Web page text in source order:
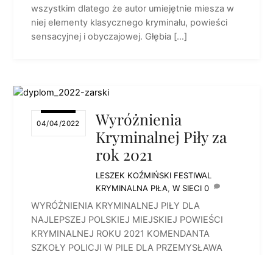
wszystkim dlatego że autor umiejętnie miesza w
niej elementy klasycznego kryminału, powieści
sensacyjnej i obyczajowej. Głębia […]
04/04/2022
Wyróżnienia
Kryminalnej Piły za
rok 2021
LESZEK KOŹMIŃSKI FESTIWAL
KRYMINALNA PIŁA, W SIECI 0
WYRÓŻNIENIA KRYMINALNEJ PIŁY DLA
NAJLEPSZEJ POLSKIEJ MIEJSKIEJ POWIEŚCI
KRYMINALNEJ ROKU 2021 KOMENDANTA
SZKOŁY POLICJI W PILE DLA PRZEMYSŁAWA